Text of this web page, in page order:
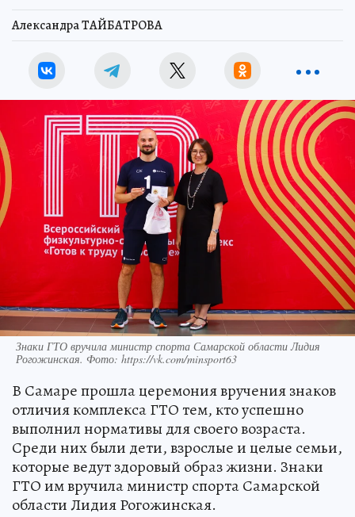
Александра ТАЙБАТРОВА
Знаки ГТО вручила министр спорта Самарской области Лидия
Рогожинская. Фото: https://vk.com/minsport63
В Самаре прошла церемония вручения знаков
отличия комплекса ГТО тем, кто успешно
выполнил нормативы для своего возраста.
Среди них были дети, взрослые и целые семьи,
которые ведут здоровый образ жизни. Знаки
ГТО им вручила министр спорта Самарской
области Лидия Рогожинская.